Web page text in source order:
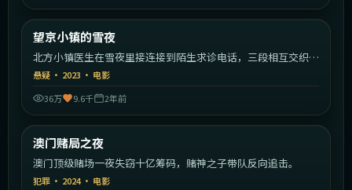
热门
望京小镇的雪夜
北方小镇医生在雪夜里接连接到陌生求诊电话，三段相互交织的
案情逐渐拼出惊人真相。
悬疑 · 2023 · 电影
36万
9.6千 2年前
热门
澳门赌局之夜
澳门顶级赌场一夜失窃十亿筹码，赌神之子带队反向追击。
犯罪 · 2024· 电影